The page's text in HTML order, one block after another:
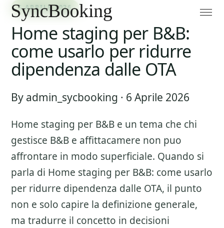
6 APRILE 2026
Home staging per B&B:
come usarlo per ridurre
dipendenza dalle OTA
By admin_sycbooking · 6 Aprile 2026
Home staging per B&B e un tema che chi
gestisce B&B e affittacamere non puo
affrontare in modo superficiale. Quando si
parla di Home staging per B&B: come usarlo
per ridurre dipendenza dalle OTA, il punto
non e solo capire la definizione generale,
ma tradurre il concetto in decisioni